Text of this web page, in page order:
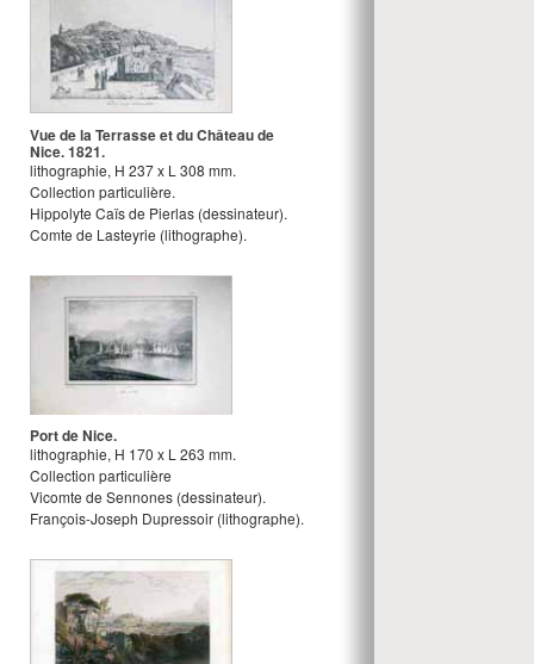
Vue de la Terrasse et du Château de
Nice. 1821.
lithographie, H 237x L 308 mm.
Collection particulière.
Hippolyte Caïs de Pierlas (dessinateur).
Comte de Lasteyrie (lithographe).
Port de Nice.
lithographie, H 170 x L 263 mm.
Collection particulière
Vicomte de Sennones (dessinateur).
François-Joseph Dupressoir (lithographe).